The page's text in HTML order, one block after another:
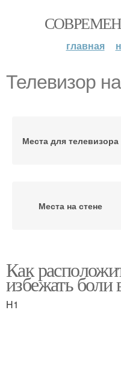
главная
Телевизор
Места для телевизора
Места на стене
Как
избежать боли
H1